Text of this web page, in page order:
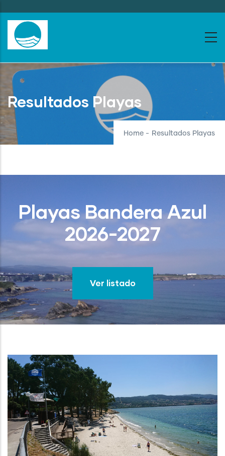
to
main
content
Resultados Playas
Home - Resultados Playas
Playas Bandera Azul
2026-2027
Ver listado